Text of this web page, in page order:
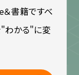
＆書籍ですべ
"わかる"に変